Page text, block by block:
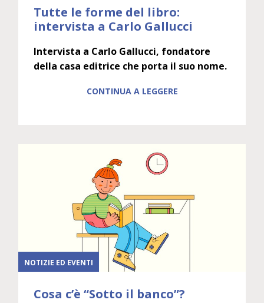
Tutte le forme del libro:
intervista a Carlo Gallucci
Intervista a Carlo Gallucci, fondatore
della casa editrice che porta il suo nome.
CONTINUA A LEGGERE
NOTIZIE ED EVENTI
Cosa c’è “Sotto il banco”?